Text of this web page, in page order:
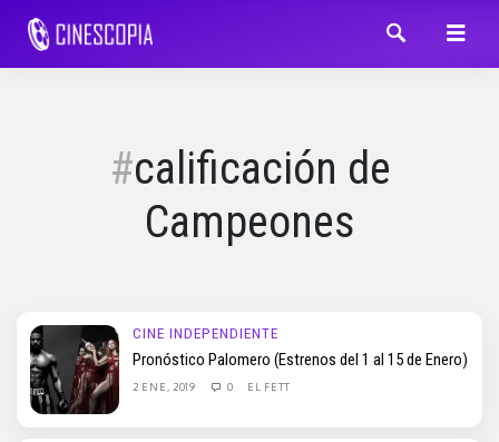
calificación de
Campeones
CINE INDEPENDIENTE
Pronóstico Palomero (Estrenos del 1 al 15 de Enero)
2 ENE, 2019 0 EL FETT